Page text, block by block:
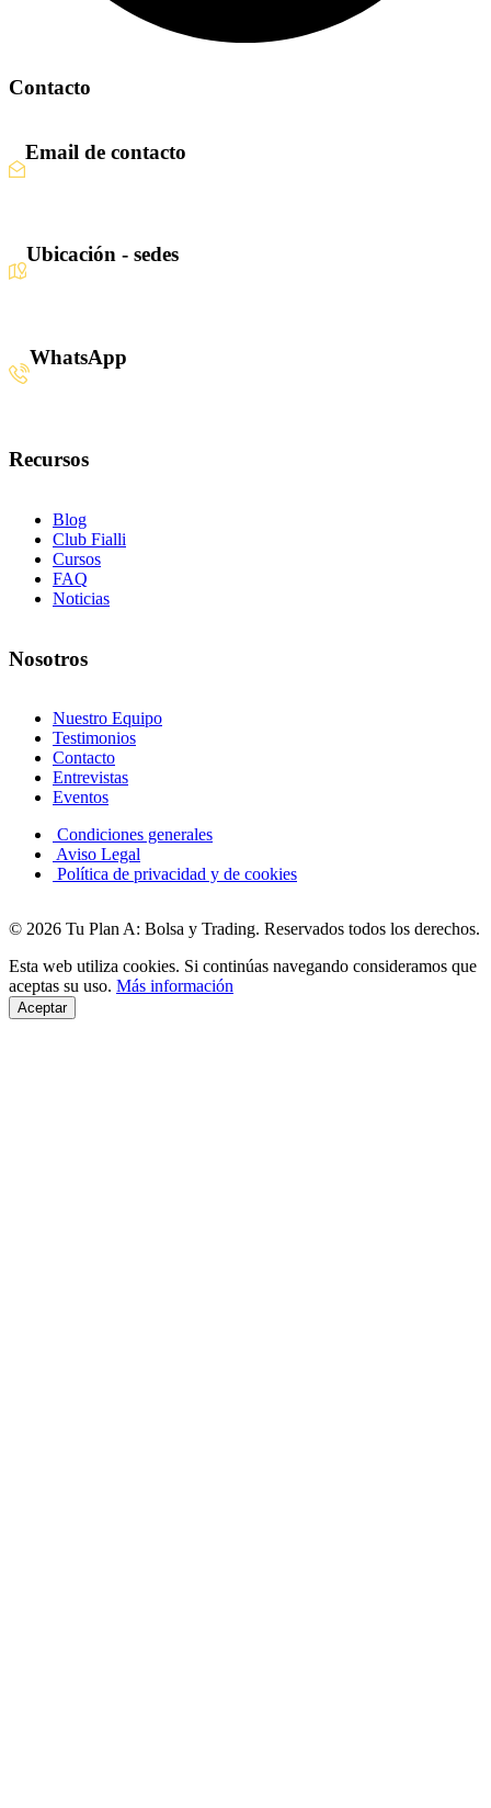
Contacto
Email de contacto
Ubicación - sedes
WhatsApp
Recursos
Blog
Club Fialli
Cursos
FAQ
Noticias
Nosotros
Nuestro Equipo
Testimonios
Contacto
Entrevistas
Eventos
Condiciones generales
Aviso Legal
Política de privacidad y de cookies
© 2026 Tu Plan A: Bolsa y Trading. Reservados todos los derechos.
Esta web utiliza cookies. Si continúas navegando consideramos que
aceptas su uso. Más información
Aceptar